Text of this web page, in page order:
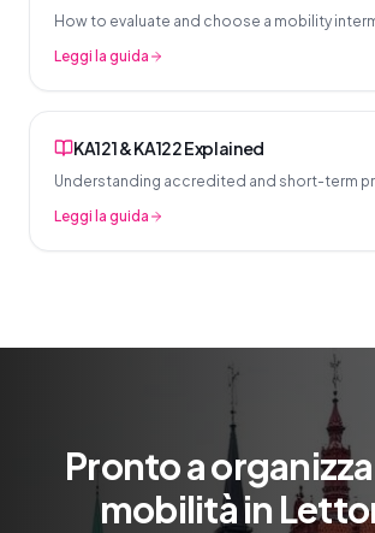
How to evaluate and choose a mobility
Leggi la guida
KA121 & KA122 Explained
Understanding accredited and short-term
Leggi la guida
Pronto a
mobilità in